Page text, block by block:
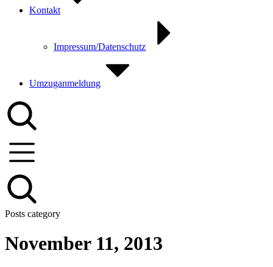
Kontakt
Impressum/Datenschutz
Umzuganmeldung
Posts category
November 11, 2013